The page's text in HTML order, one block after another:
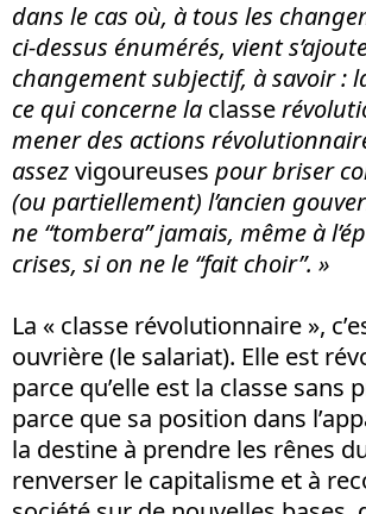
dans le cas où, à tous les
ci-dessus énumérés, vient
changement subjectif, à savoir :
ce qui concerne la classe
mener des actions
assezvigoureuses pour briser
(ou partiellement) l’ancien
ne “tombera” jamais, même à
crises, si on ne le “fait choir”. »
La « classe révolutionnaire »,
ouvrière (le salariat). Elle est
parce qu’elle est la classe sans
parce que sa position dans
la destine à prendre les rênes
renverser le capitalisme et à